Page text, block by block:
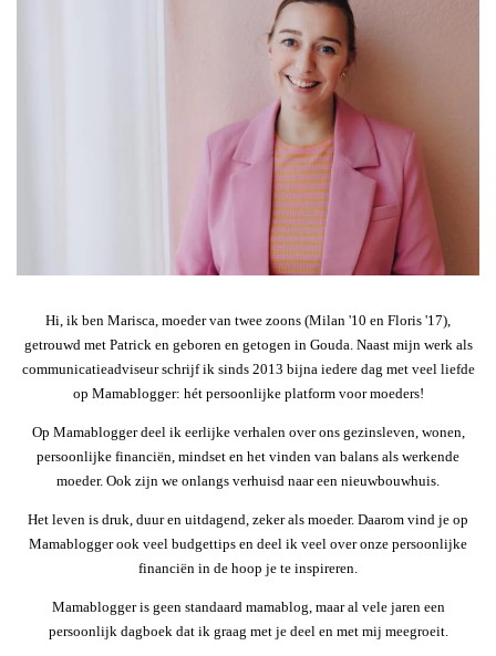
Hi, ik ben Marisca, moeder van twee zoons (Milan '10 en Floris '17),
getrouwd met Patrick en geboren en getogen in Gouda. Naast mijn werk als
communicatieadviseur schrijf ik sinds 2013 bijna iedere dag met veel liefde
op Mamablogger: hét persoonlijke platform voor moeders!
Op Mamablogger deel ik eerlijke verhalen over ons gezinsleven, wonen,
persoonlijke financiën, mindset en het vinden van balans als werkende
moeder. Ook zijn we onlangs verhuisd naar een nieuwbouwhuis.
Het leven is druk, duur en uitdagend, zeker als moeder. Daarom vind je op
Mamablogger ook veel budgettips en deel ik veel over onze persoonlijke
financiën in de hoop je te inspireren.
Mamablogger is geen standaard mamablog, maar al vele jaren een
persoonlijk dagboek dat ik graag met je deel en met mij meegroeit.